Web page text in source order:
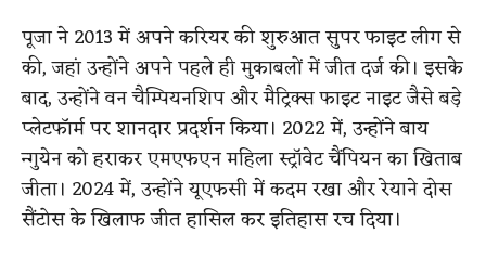
पूजा ने 2013 में अपने करियर की शुरुआत सुपर फाइट लीग से
की, जहां उन्होंने अपने पहले ही मुकाबलों में जीत दर्ज की। इसके
बाद, उन्होंने वन चैम्पियनशिप और मैट्रिक्स फाइट नाइट जैसे बड़े
प्लेटफॉर्म पर शानदार प्रदर्शन किया। 2022 में, उन्होंने बाय
न्गुयेन को हराकर एमएफएन महिला स्ट्रॉवेट चैंपियन का खिताब
जीता। 2024 में, उन्होंने यूएफसी में कदम रखा और रेयाने दोस
सैंटोस के खिलाफ जीत हासिल कर इतिहास रच दिया।